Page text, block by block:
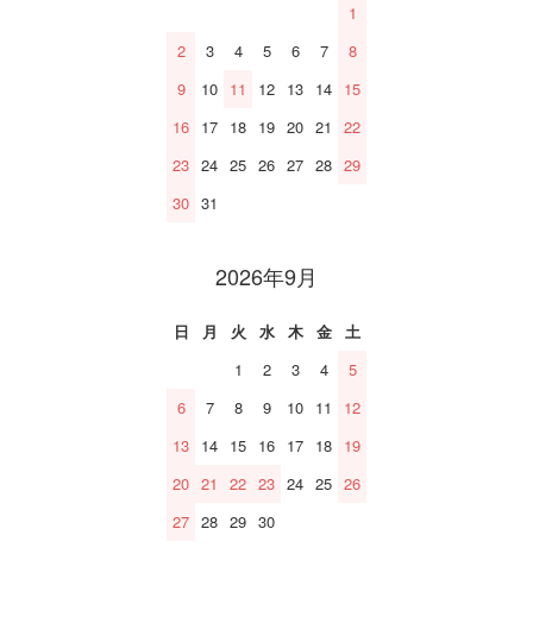
1
2
3 4 5 6 7
8
9
10 11 12 13 14 15
16 17 18 19 20 21
22
23 24 25 26 27 28 29
30 31
2026年9月
日 月 火 水 木 金
土
1
2 3 4
5
6
7 8 9 10 11
12
13 14 15 16 17 18 19
20 21 22 23 24 25 26
27 28 29 30